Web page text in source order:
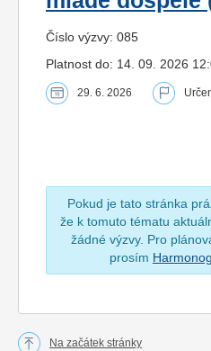
Číslo výzvy: 085
Platnost do: 14. 09. 2026
29. 6. 2026
Pokud je tato stránka
že k tomuto tématu
žádné výzvy. Pro
prosím
Na začátek stránky